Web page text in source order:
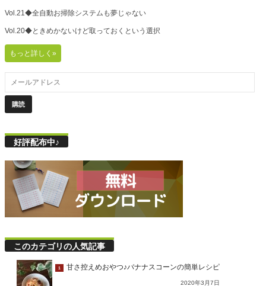
Vol.21◆全自動お掃除システムも夢じゃない
Vol.20◆ときめかないけど取っておくという選択
もっと詳しく»
好評配布中♪
このカテゴリの人気記事
1 甘さ控えめおやつ♪バナナスコーンの簡単レシピ
2020年3月7日